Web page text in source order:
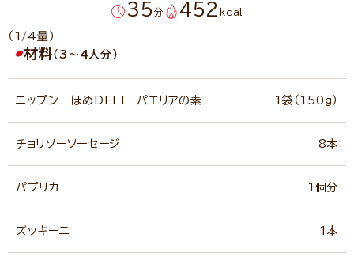
35 分 452kcal
（1/4量）
材料（3～4人分）
ニップン ほめDELI パエリアの素 1袋（150ｇ）
チョリソーソーセージ 8本
パプリカ 1個分
ズッキーニ 1本